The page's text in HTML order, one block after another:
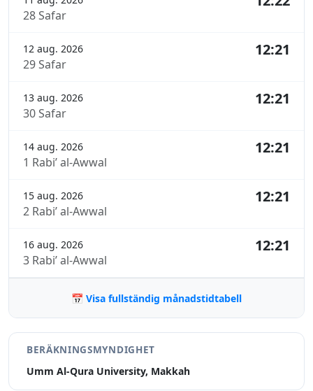
28 Safar
12 aug. 2026
29 Safar
12:21
13 aug. 2026
30 Safar
12:21
14 aug. 2026
1 Rabi’ al-Awwal
12:21
15 aug. 2026
2 Rabi’ al-Awwal
12:21
16 aug. 2026
3 Rabi’ al-Awwal
12:21
📅 Visa fullständig månadstidtabell
BERÄKNINGSMYNDIGHET
Umm Al-Qura University, Makkah